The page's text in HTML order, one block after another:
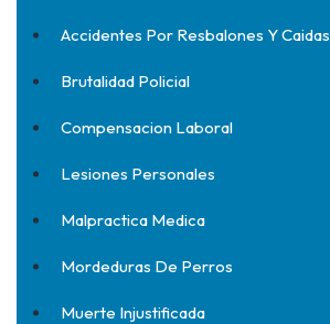
Accidentes Por Resbalones Y Caidas
Brutalidad Policial
Compensacion Laboral
Lesiones Personales
Malpractica Medica
Mordeduras De Perros
Muerte Injustificada